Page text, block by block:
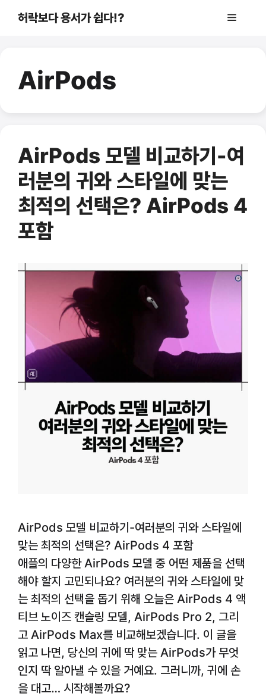
허락보다 용서가 쉽다!? 메
AirPods
AirPods 모델 비교하기-여
러분의 귀와 스타일에 맞는
최적의 선택은? AirPods 4
포함
AirPods 모델 비교하기-여러분의 귀와 스타일에
맞는 최적의 선택은? AirPods 4 포함
애플의 다양한 AirPods 모델 중 어떤 제품을 선택
해야 할지 고민되나요? 여러분의 귀와 스타일에 맞
는 최적의 선택을 돕기 위해 오늘은 AirPods 4 액
티브 노이즈 캔슬링 모델, AirPods Pro 2, 그리
고 AirPods Max를 비교해보겠습니다. 이 글을
읽고 나면, 당신의 귀에 딱 맞는 AirPods가 무엇
인지 딱 알아낼 수 있을 거예요. 그러니까, 귀에 손
을 대고… 시작해볼까요?